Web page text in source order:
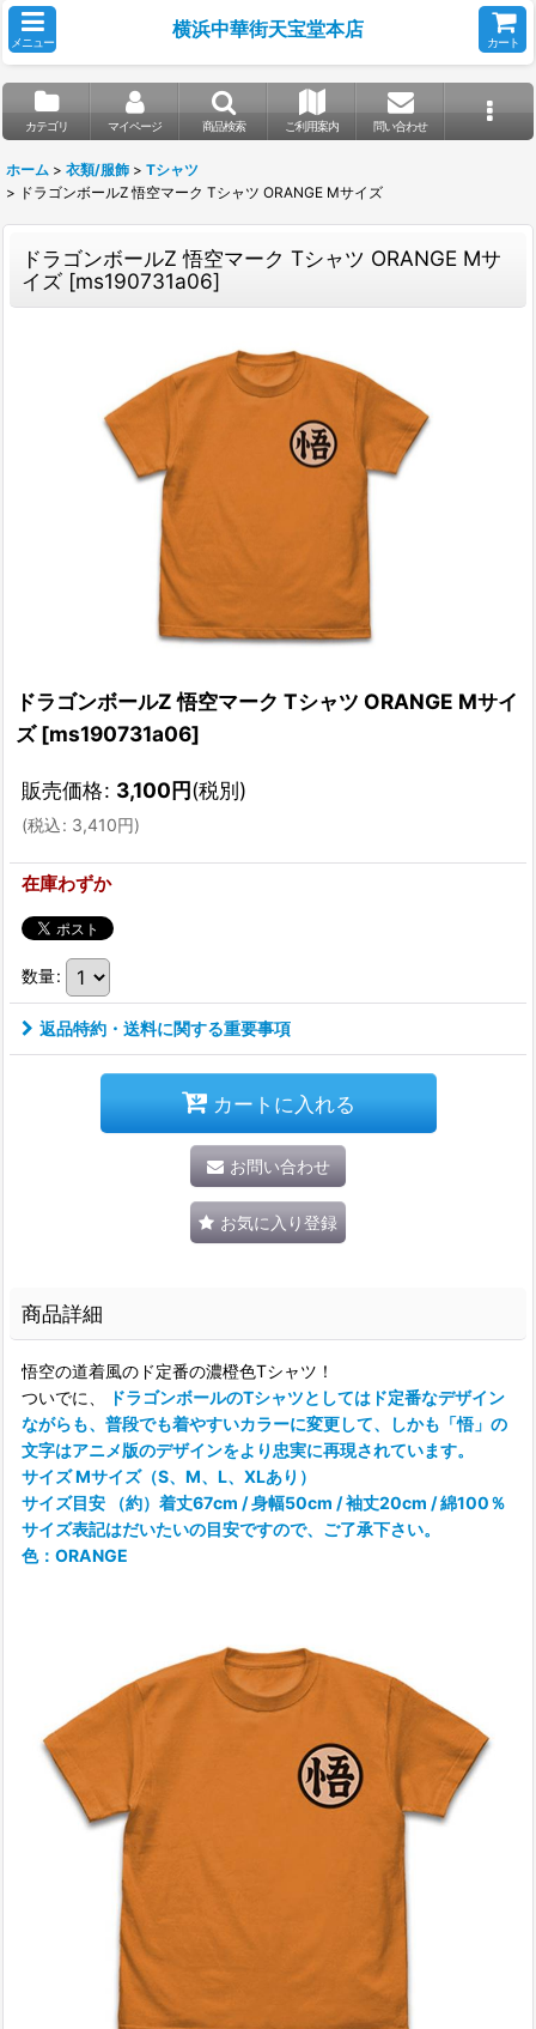
メニュー
横浜中華街天宝堂本店
カート
カテゴリ マイページ 商品検索 ご利用案内 問い合わせ
ホーム > 衣類/服飾 > Tシャツ
> ドラゴンボールZ 悟空マーク Tシャツ ORANGE Mサイズ
ドラゴンボールZ 悟空マーク Tシャツ ORANGE Mサ
イズ [ms190731a06]
ドラゴンボールZ 悟空マーク Tシャツ ORANGE Mサイ
ズ [ms190731a06]
販売価格: 3,100円(税別)
(税込: 3,410円)
在庫わずか
数量:
返品特約・送料に関する重要事項
カートに入れる
お問い合わせ
お気に入り登録
商品詳細
悟空の道着風のド定番の濃橙色Tシャツ！
ついでに、
ドラゴンボールのTシャツとしてはド定番なデザイン
ながらも、普段でも着やすいカラーに変更して、しかも「悟」の
文字はアニメ版のデザインをより忠実に再現されています。
サイズ Mサイズ（S、M、L、XLあり）
サイズ目安 （約）着丈67cm / 身幅50cm / 袖丈20cm / 綿100％
サイズ表記はだいたいの目安ですので、ご了承下さい。
色：ORANGE